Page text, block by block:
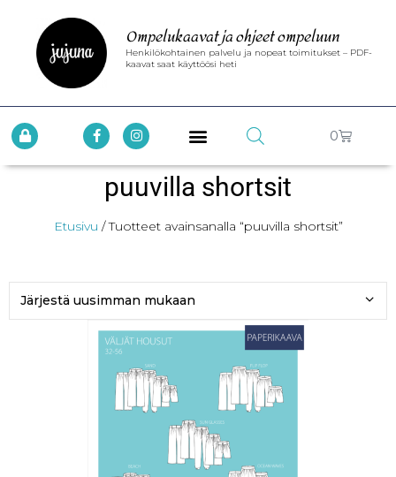
Ompelukaavat ja ohjeet ompeluun
Henkilökohtainen palvelu ja nopeat toimitukset – PDF-
kaavat saat käyttöösi heti
0
puuvilla shortsit
Etusivu / Tuotteet avainsanalla “puuvilla shortsit”